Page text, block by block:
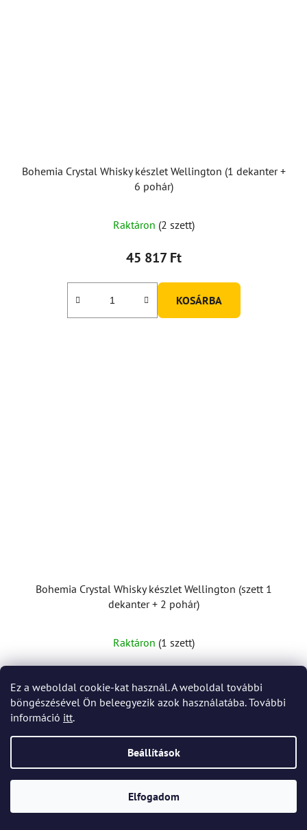
Ez a weboldal cookie-kat használ. A weboldal további
böngészésével Ön beleegyezik azok használatába. További
információ itt.
Beállítások
Elfogadom
Bohemia Crystal Whisky készlet Wellington (1 dekanter +
6 pohár)
Raktáron (2 szett)
45 817 Ft
KOSÁRBA
Bohemia Crystal Whisky készlet Wellington (szett 1
dekanter + 2 pohár)
Raktáron (1 szett)